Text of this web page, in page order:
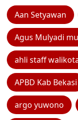
Aan Setyawan
Agus Mulyadi
ahli staff
APBD Kab Bekasi
argo yuwono